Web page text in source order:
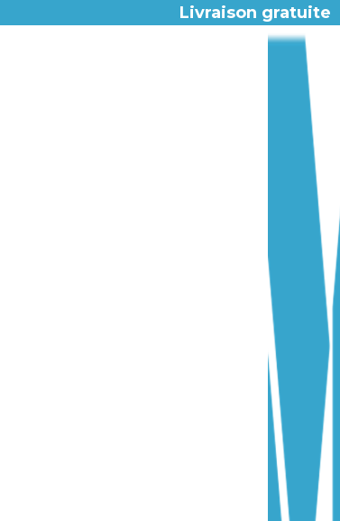
Livraison gratuite